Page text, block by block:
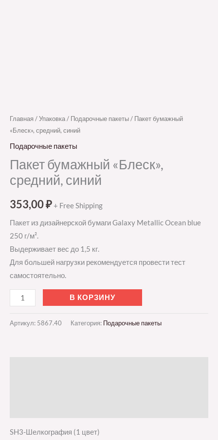
Главная /Упаковка/ Подарочные пакеты/ Пакет бумажный
«Блеск», средний, синий
Подарочные пакеты
Пакет бумажный «Блеск»,
средний, синий
353,00₽+ Free Shipping
Пакет из дизайнерской бумаги Galaxy Metallic Ocean blue
250 г/м².
Выдерживает вес до 1,5 кг.
Для большей нагрузки рекомендуется провести тест
самостоятельно.
В КОРЗИНУ
Артикул: 5867.40 Категория: Подарочные пакеты
SH3-Шелкография (1 цвет)